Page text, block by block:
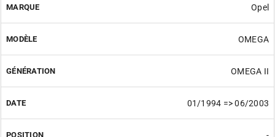
Opel
OMEGA
OMEGA II
01/1994 => 06/2003